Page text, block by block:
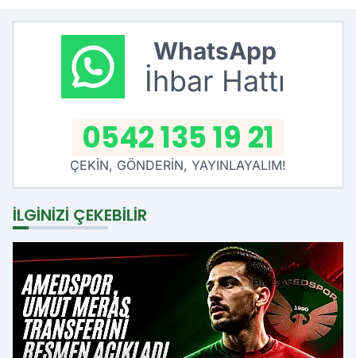
WhatsApp
İhbar Hattı
0542 135 19 21
ÇEKİN, GÖNDERİN, YAYINLAYALIM!
İLGINIZI ÇEKEBILIR